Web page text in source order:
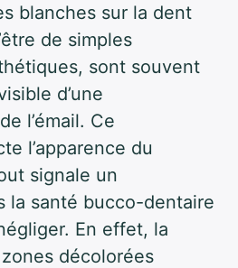
blanches sur la dent
de simples
sont souvent
d’une
l’émail. Ce
l’apparence du
signale un
la santé bucco-dentaire
En effet, la
décolorées